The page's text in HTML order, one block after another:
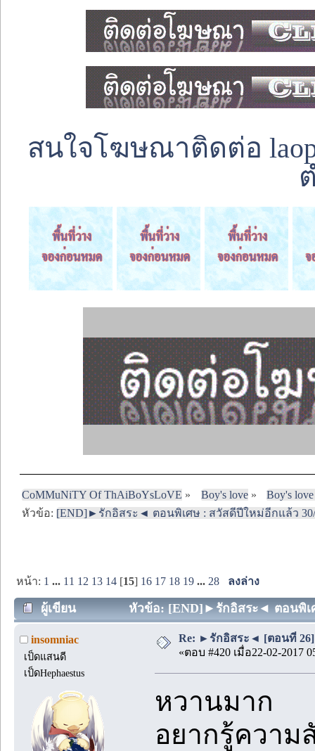
สนใจโฆษณาติดต่อ
CoMMuNiTY Of ThAiBoYsLoVE » Boy's love»
Boy's
หัวข้อ: [END]►รักอิสระ◄ ตอนพิเศษ : สวัสดีปีใหม่อีกแล้ว 30/
หน้า: 1 ... 11 12 13 14 [15] 16 17 18 19 ... 28 ลงล่าง
ผู้เขียน หัวข้อ: [END]►รักอิสระ◄ ตอนพิเศ
insomniac
เป็ดแสนดี
เป็ดHephaestus
Re: ►รักอิสระ◄ [ตอนที่ 26]
«ตอบ #420 เมื่อ22-02-2017
หวานมาก
อยากรู้ควา